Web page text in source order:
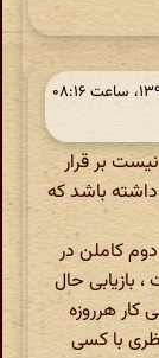
بر قرار
باشد که
کاملن در
حال
هرروزه
با کسی